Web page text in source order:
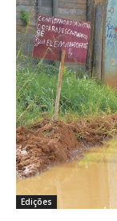
Edições